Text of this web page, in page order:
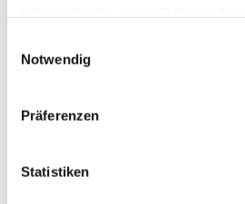
Notwendig
Präferenzen
Statistiken
Leben
Da sein